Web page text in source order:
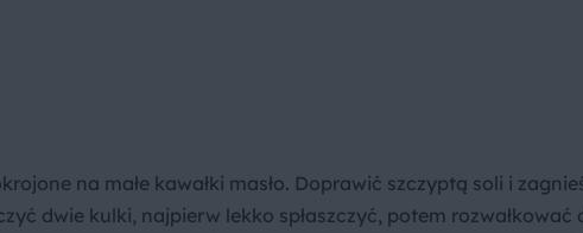
na małe kawałki masło. Doprawić szczyptą soli i
dwie kulki, najpierw lekko spłaszczyć, potem rozwałkować